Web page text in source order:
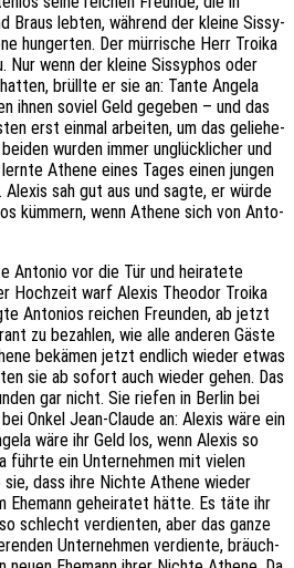
Braus lebten, während der kleine Sissy­
hunger­ten. Der mürri­sche Herr Troika
Nur wenn der kleine Sissy­phos oder
brüll­te er sie an: Tante Angela
ihnen soviel Geld gege­ben – und das
erst einmal arbei­ten, um das gelie­he­
wurden immer unglück­li­cher und
Athene eines Tages einen jungen
Alexis sah gut aus und sagte, er würde
kümmern, wenn Athene sich von Anto­
Anto­nio vor die Tür und heira­te­te
Hoch­zeit warf Alexis Theo­dor Troika
Anto­ni­os reichen Freun­den, ab jetzt
zu bezah­len, wie alle ande­ren Gäste
bekä­men jetzt endlich wieder etwas
sie ab sofort auch wieder gehen. Das
gar nicht. Sie riefen in Berlin bei
Onkel Jean-Claude an: Alexis wäre ein
wäre ihr Geld los, wenn Alexis so
führte ein Unter­neh­men mit vielen
dass ihre Nichte Athene wieder
Ehemann gehei­ra­tet hätte. Es täte ihr
schlecht verdien­ten, aber das ganze
Unter­neh­men verdien­te, bräuch­